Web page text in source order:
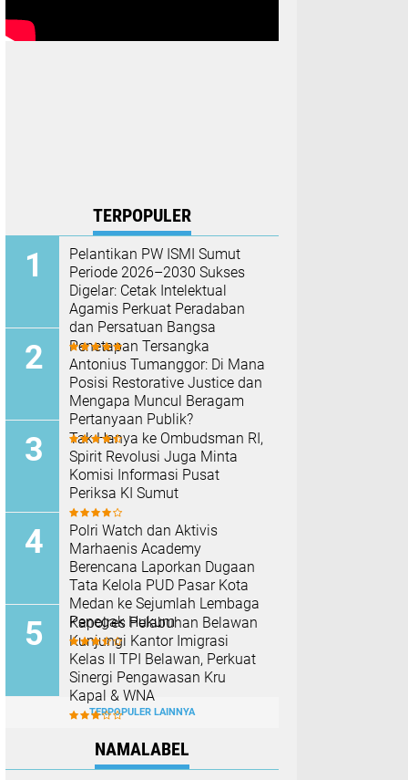
TERPOPULER
Pelantikan PW ISMI Sumut
Periode 2026–2030 Sukses
Digelar: Cetak Intelektual
Agamis Perkuat Peradaban
dan Persatuan Bangsa
Penetapan Tersangka
Antonius Tumanggor: Di Mana
Posisi Restorative Justice dan
Mengapa Muncul Beragam
Pertanyaan Publik?
Tak Hanya ke Ombudsman RI,
Spirit Revolusi Juga Minta
Komisi Informasi Pusat
Periksa KI Sumut
Polri Watch dan Aktivis
Marhaenis Academy
Berencana Laporkan Dugaan
Tata Kelola PUD Pasar Kota
Medan ke Sejumlah Lembaga
Penegak Hukum
Kapolres Pelabuhan Belawan
Kunjungi Kantor Imigrasi
Kelas II TPI Belawan, Perkuat
Sinergi Pengawasan Kru
Kapal & WNA
TERPOPULER LAINNYA
NAMALABEL